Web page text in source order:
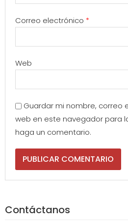
Correo electrónico *
Web
Guardar mi nombre, correo
web en este navegador para
haga un comentario.
Contáctanos